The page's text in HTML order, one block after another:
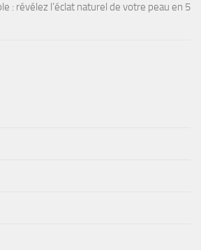
: révélez l’éclat naturel de votre peau en 5